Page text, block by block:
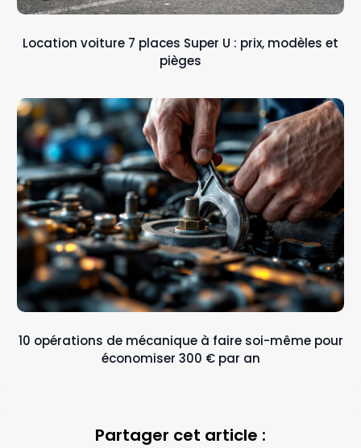
Location voiture 7 places Super U : prix, modèles et
pièges
10 opérations de mécanique à faire soi-même pour
économiser 300 € par an
Partager cet article :